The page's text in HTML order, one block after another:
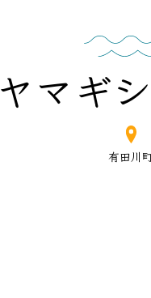
ヤマギ
有田川